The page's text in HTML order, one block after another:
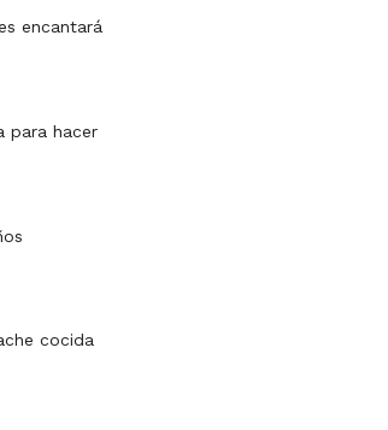
encantará
para hacer
cocida